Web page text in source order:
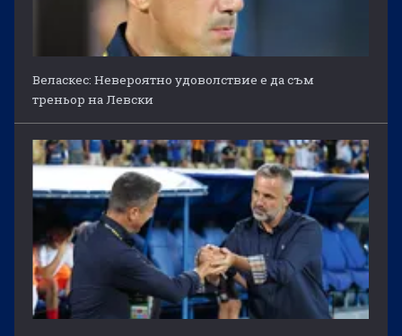
Веласкес: Невероятно удоволствие е да съм
треньор на Левски